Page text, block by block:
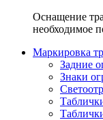
Оснащение
необходимое
Маркировка
Задние
Знаки